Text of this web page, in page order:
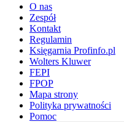
O nas
Zespół
Kontakt
Regulamin
Księgarnia Profinfo.pl
Wolters Kluwer
FEPI
FPOP
Mapa strony
Polityka prywatności
Pomoc